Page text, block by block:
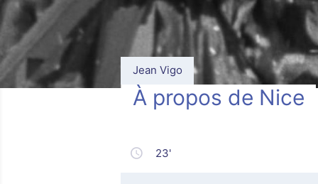
Jean Vigo
À propos de Nice
23'